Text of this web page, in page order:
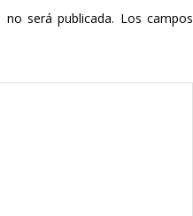
será publicada. Los campos